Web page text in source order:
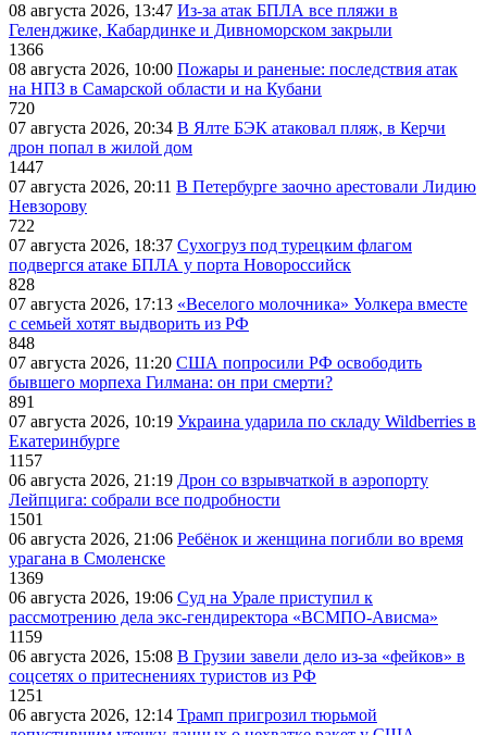
08 августа 2026, 13:47 Из-за атак БПЛА все пляжи в
Геленджике, Кабардинке и Дивноморском закрыли
1366
08 августа 2026, 10:00 Пожары и раненые: последствия атак
на НПЗ в Самарской области и на Кубани
720
07 августа 2026, 20:34 В Ялте БЭК атаковал пляж, в Керчи
дрон попал в жилой дом
1447
07 августа 2026, 20:11 В Петербурге заочно арестовали Лидию
Невзорову
722
07 августа 2026, 18:37 Сухогруз под турецким флагом
подвергся атаке БПЛА у порта Новороссийск
828
07 августа 2026, 17:13 «Веселого молочника» Уолкера вместе
с семьей хотят выдворить из РФ
848
07 августа 2026, 11:20 США попросили РФ освободить
бывшего морпеха Гилмана: он при смерти?
891
07 августа 2026, 10:19 Украина ударила по складу Wildberries в
Екатеринбурге
1157
06 августа 2026, 21:19 Дрон со взрывчаткой в аэропорту
Лейпцига: собрали все подробности
1501
06 августа 2026, 21:06 Ребёнок и женщина погибли во время
урагана в Смоленске
1369
06 августа 2026, 19:06 Суд на Урале приступил к
рассмотрению дела экс-гендиректора «ВСМПО-Ависма»
1159
06 августа 2026, 15:08 В Грузии завели дело из-за «фейков» в
соцсетях о притеснениях туристов из РФ
1251
06 августа 2026, 12:14 Трамп пригрозил тюрьмой